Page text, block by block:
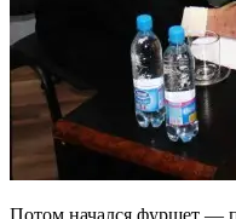
Потом начался фуршет —